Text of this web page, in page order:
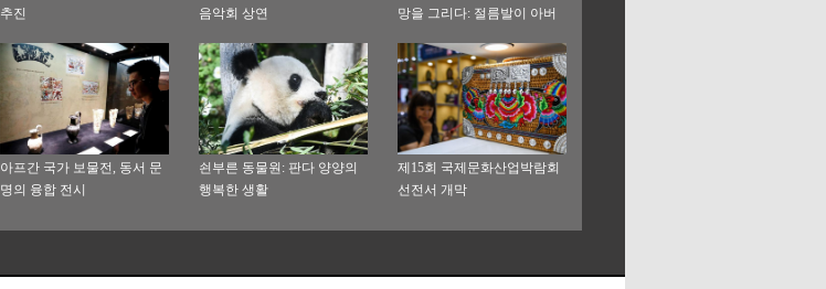
추진
음악회 상연
망을 그리다: 절름발이 아버
아프간 국가 보물전, 동서 문
명의 융합 전시
쇤부른 동물원: 판다 양양의
행복한 생활
제15회 국제문화산업박람회
선전서 개막